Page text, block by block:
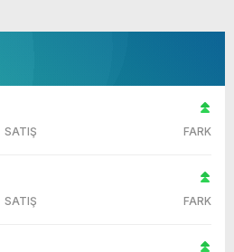
SATIŞ FARK
SATIŞ FARK